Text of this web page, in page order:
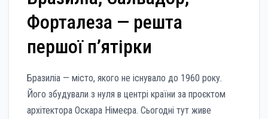
Форталеза — решта
першої п’ятірки
Бразиліа — місто, якого не існувало до 1960 року.
Його збудували з нуля в центрі країни за проєктом
архітектора Оскара Німеєра. Сьогодні тут живе